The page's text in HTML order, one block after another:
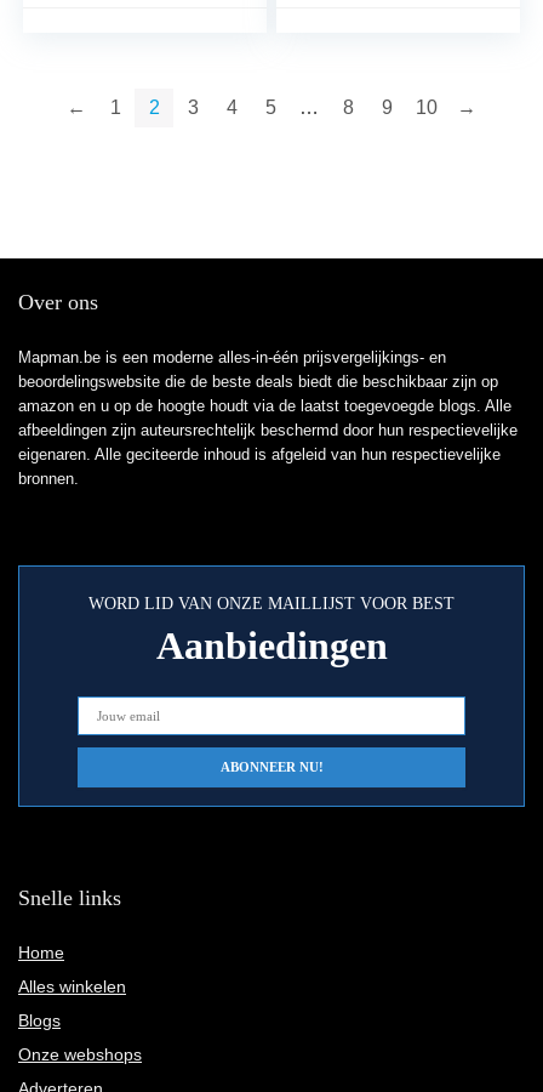
← 1 2 3 4 5 … 8 9 10 →
Over ons
Mapman.be is een moderne alles-in-één prijsvergelijkings- en
beoordelingswebsite die de beste deals biedt die beschikbaar zijn op
amazon en u op de hoogte houdt via de laatst toegevoegde blogs. Alle
afbeeldingen zijn auteursrechtelijk beschermd door hun respectievelijke
eigenaren. Alle geciteerde inhoud is afgeleid van hun respectievelijke
bronnen.
WORD LID VAN ONZE MAILLIJST VOOR BEST
Aanbiedingen
Snelle links
Home
Alles winkelen
Blogs
Onze webshops